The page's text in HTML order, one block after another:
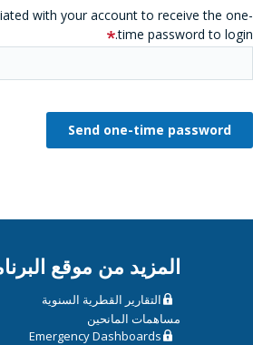
with your account to receive the one-
time password to login.
المزيد من موقع
التقارير القطرية السنوية
مساهمات المانحين
Emergency Dashboards